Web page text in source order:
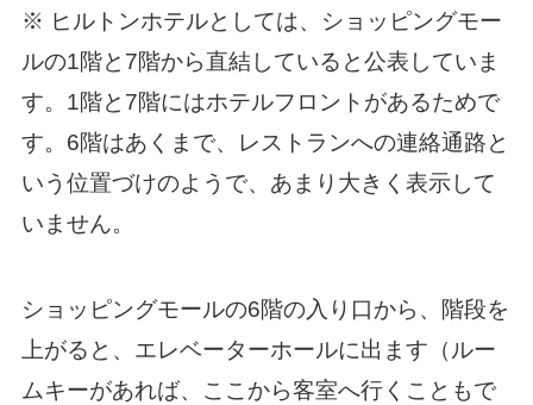
※ ヒルトンホテルとしては、ショッピングモー
ルの1階と7階から直結していると公表していま
す。1階と7階にはホテルフロントがあるためで
す。6階はあくまで、レストランへの連絡通路と
いう位置づけのようで、あまり大きく表示して
いません。
ショッピングモールの6階の入り口から、階段を
上がると、エレベーターホールに出ます（ルー
ムキーがあれば、ここから客室へ行くこともで